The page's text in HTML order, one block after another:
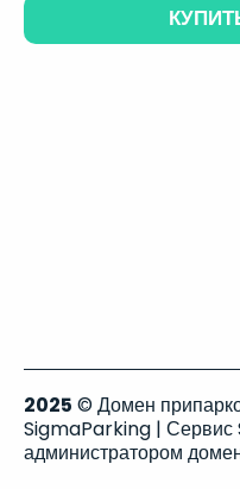
2025 © Домен
SigmaParking | Сервис
администратором